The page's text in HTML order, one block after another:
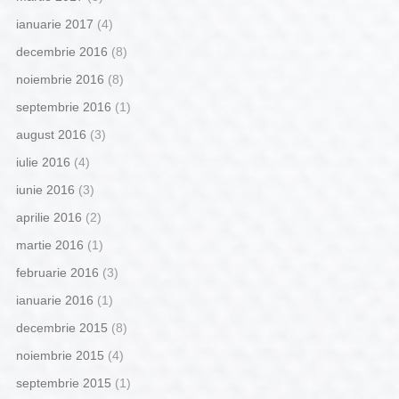
ianuarie 2017 (4)
decembrie 2016 (8)
noiembrie 2016 (8)
septembrie 2016 (1)
august 2016 (3)
iulie 2016 (4)
iunie 2016 (3)
aprilie 2016 (2)
martie 2016 (1)
februarie 2016 (3)
ianuarie 2016 (1)
decembrie 2015 (8)
noiembrie 2015 (4)
septembrie 2015 (1)